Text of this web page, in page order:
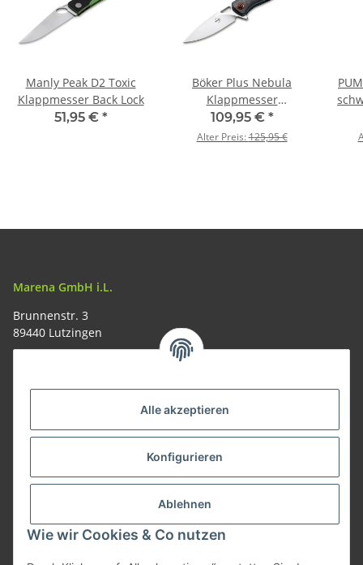
Alle akzeptieren
Konfigurieren
Ablehnen
Wie wir Cookies & Co nutzen
Manly Peak D2 Toxic
Klappmesser Back Lock
51,95 € *
Böker Plus Nebula
Klappmesser
Kohlefasergriff
109,95 € *
Alter Preis:125,95 €
Marena GmbH i.L.
Brunnenstr. 3
89440 Lutzingen